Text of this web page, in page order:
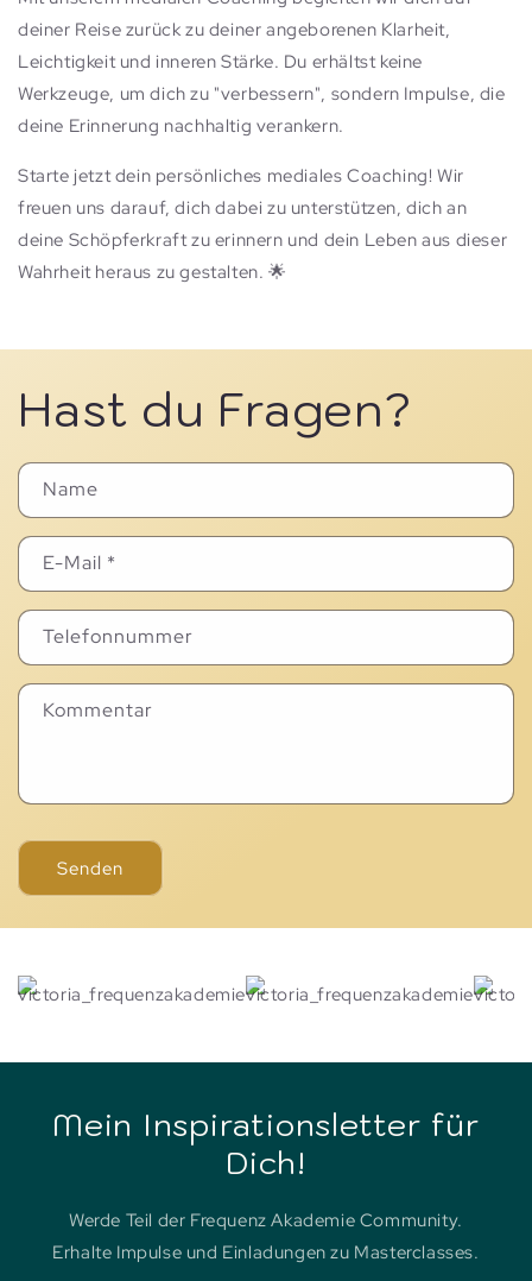
deiner Reise zurück zu deiner angeborenen Klarheit,
Leichtigkeit und inneren Stärke. Du erhältst keine
Werkzeuge, um dich zu "verbessern", sondern Impulse, die
deine Erinnerung nachhaltig verankern.
Starte jetzt dein persönliches mediales Coaching! Wir
freuen uns darauf, dich dabei zu unterstützen, dich an
deine Schöpferkraft zu erinnern und dein Leben aus dieser
Wahrheit heraus zu gestalten. 🌟
Hast du Fragen?
Name
E-Mail *
Telefonnummer
Kommentar
Senden
Mein Inspirationsletter für
Dich!
Werde Teil der Frequenz Akademie Community.
Erhalte Impulse und Einladungen zu Masterclasses.